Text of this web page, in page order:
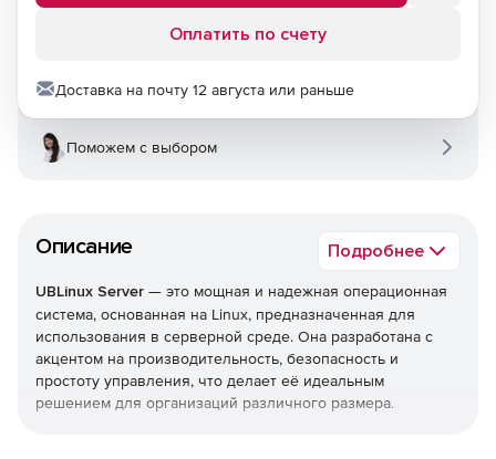
Описание Подробнее
UBLinux Server — это мощная и надежная операционная
система, основанная на Linux, предназначенная для
использования в серверной среде. Она разработана с
акцентом на производительность, безопасность и
простоту управления, что делает её идеальным
решением для организаций различного размера.
Оплатить по счету
Доставка на почту 12 августа или раньше
Поможем с выбором